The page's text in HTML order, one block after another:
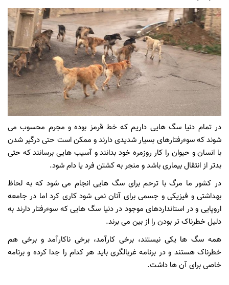
در تمام دنیا سگ هایی داریم که خط قرمز بوده و مجرم محسوب می
شوند که سوءرفتارهای بسیار شدیدی دارند و ممکن است حتی درگیر شدن
با انسان و حیوان را کار روزمره خود بدانند و آسیب هایی برسانند که حتی
بدتر از انتقال بیماری باشد و منجر به کشتن فرد یا دام شود.
در کشور ما مرگ با ترحم برای سگ هایی انجام می شود که به لحاظ
بهداشتی و فیزیکی و جسمی برای آنان نمی شود کاری کرد اما در جامعه
اروپایی و در استانداردهای موجود در دنیا سگ هایی که سوءرفتار دارند به
دلیل خطرناک تر بودن را از بین می برند.
همه سگ ها یکی نیستند، برخی کارآمد، برخی ناکارآمد و برخی هم
خطرناک هستند و در برنامه غربالگری باید هر کدام را جدا کرده و برنامه
خاصی برای آن ها داشت.